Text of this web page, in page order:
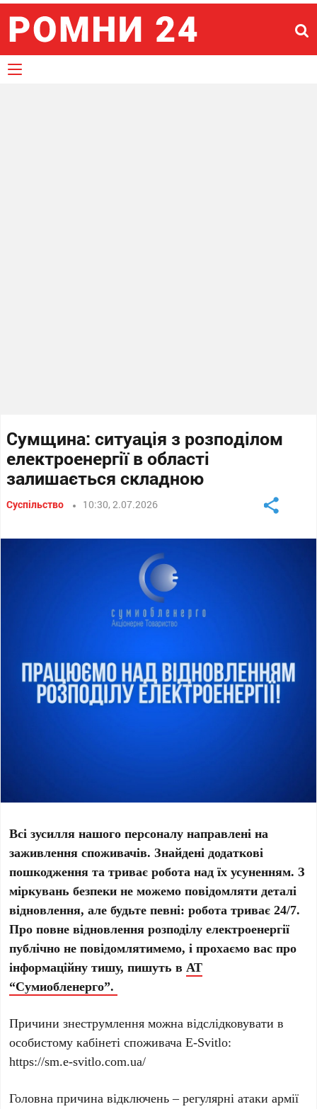
Сумщина: ситуація з розподілом
електроенергії в області
залишається складною
Суспільство 10:30, 2.07.2026
Всі зусилля нашого персоналу направлені на
заживлення споживачів. Знайдені додаткові
пошкодження та триває робота над їх усуненням. З
міркувань безпеки не можемо повідомляти деталі
відновлення, але будьте певні: робота триває 24/7.
Про повне відновлення розподілу електроенергії
публічно не повідомлятимемо, і прохаємо вас про
інформаційну тишу, пишуть вАТ
“Сумиобленерго”.
Причини знеструмлення можна відслідковувати в
особистому кабінеті споживача E-Svitlo:
https://sm.e-svitlo.com.ua/
Головна причина відключень – регулярні атаки армії